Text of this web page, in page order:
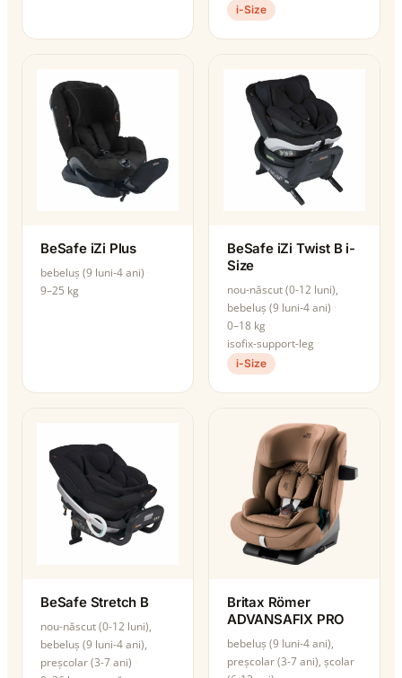
i-Size
BeSafe iZi Plus
bebeluș (9 luni-4 ani)
9–25 kg
BeSafe iZi Twist B i-
Size
nou-născut (0-12 luni),
bebeluș (9 luni-4 ani)
0–18 kg
isofix-support-leg
i-Size
BeSafe Stretch B
nou-născut (0-12 luni),
bebeluș (9 luni-4 ani),
preșcolar (3-7 ani)
Britax Römer
ADVANSAFIX PRO
bebeluș (9 luni-4 ani),
preșcolar (3-7 ani), școlar